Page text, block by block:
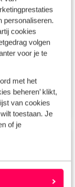
personaliseren.
cookies
volgen
voor je te
met het
beheren’ klikt,
van cookies
toestaan. Je
of je